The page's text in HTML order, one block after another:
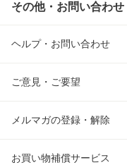
その他・お問い合わせ
ヘルプ・お問い合わせ
ご意見・ご要望
メルマガの登録・解除
お買い物補償サービス